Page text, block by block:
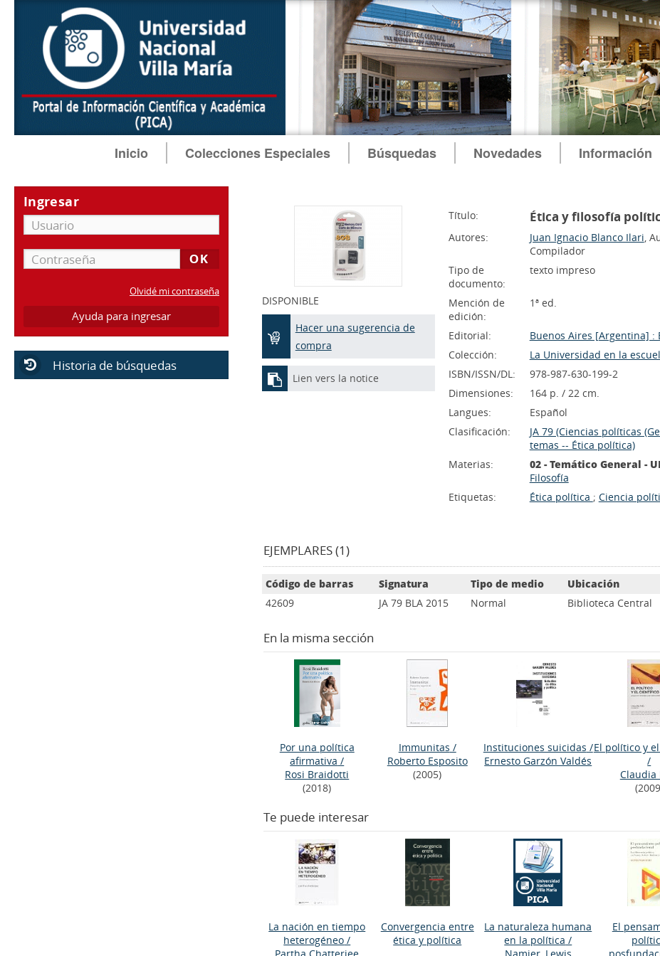
Inicio Colecciones Especiales Búsquedas Novedades Información
Ingresar
Olvidé mi contraseña
Ayuda para ingresar
Historia de búsquedas
DISPONIBLE
Hacer una sugerencia de
compra
Lien vers la notice
Título: Ética y filosofía
Autores: Juan Ignacio Blanco Ilari,
Compilador
Tipo de
documento:
texto impreso
Mención de
edición:
1ª ed.
Editorial: Buenos Aires [Argentina] :
Colección:
La Universidad en la
ISBN/ISSN/DL:
978-987-630-199-2
Dimensiones:
164 p. / 22 cm.
Langues:
Español
Clasificación:
JA 79 (Ciencias políticas
temas -- Ética política)
Materias:
02 - Temático General -
Filosofía
Etiquetas:
Ética política ; Ciencia
EJEMPLARES (1)
Código de barras Signatura Tipo de medio Ubicación
42609
JA 79 BLA 2015 Normal Biblioteca Central
En la misma sección
Por una política
afirmativa /
Rosi Braidotti
(2018)
Immunitas /
Roberto Esposito
(2005)
Instituciones suicidas /
Ernesto Garzón Valdés
El político y
/
Claudia
Te puede interesar
La nación en tiempo
heterogéneo /
Convergencia entre
ética y política
La naturaleza humana
en la política /
El